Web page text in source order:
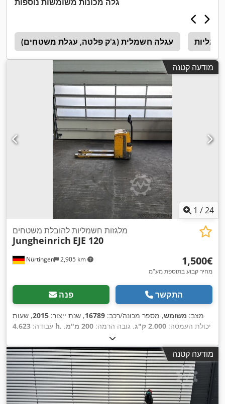
עגלה חשמלית (ג'ק פלטה, עגלת משטחים)
מודעה קטנה
1 /24
Nürtingen 2,905 km
מלגזות חשמליות להובלת משטחים
Jungheinrich EJE 120
‏1,500 ‏€
מחיר קבוע בתוספת מע"מ
פנה התקשר
מצב: משומש, מספר מכונה/רכב: 16789, שנת ייצור: 2015, שעות
עבודה: 4,623 h , יכולת העמסה: 2,000 ק"ג , גובה הרמה: 200 מ"מ
,
, סוג דלק:
בנייה:1,320 מ"מ , מתח סוללה: 24 V , משקל כולל:551 ק"ג ,
מודעה קטנה